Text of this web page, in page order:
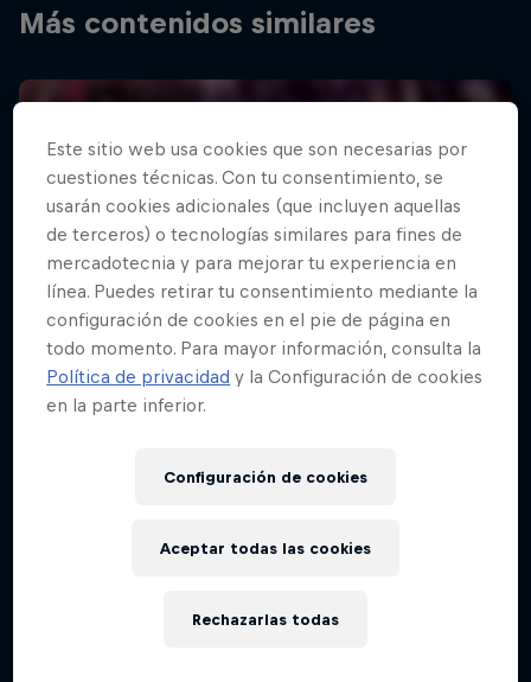
Más contenidos similares
Este sitio web usa cookies que son necesarias por
cuestiones técnicas. Con tu consentimiento, se
usarán cookies adicionales (que incluyen aquellas
de terceros) o tecnologías similares para fines de
mercadotecnia y para mejorar tu experiencia en
línea. Puedes retirar tu consentimiento mediante la
configuración de cookies en el pie de página en
todo momento. Para mayor información, consulta la
Política de privacidad y la Configuración de cookies
en la parte inferior.
Configuración de cookies
Rechazarlas todas
Aceptar todas las cookies